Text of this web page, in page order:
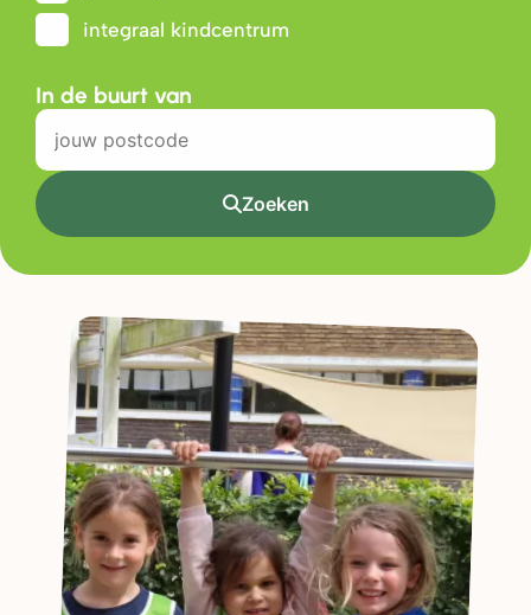
integraal kindcentrum
In de buurt van
Zoeken